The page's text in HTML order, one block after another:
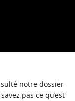
notre dossier
pas ce qu’est